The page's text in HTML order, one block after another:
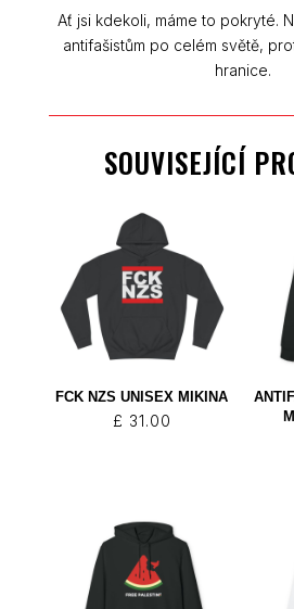
Ať jsi kdekoli, máme to pokryté.
antifašistům po celém světě,
hranice.
SOUVISEJÍCÍ
FCK NZS UNISEX MIKINA
£ 31.00